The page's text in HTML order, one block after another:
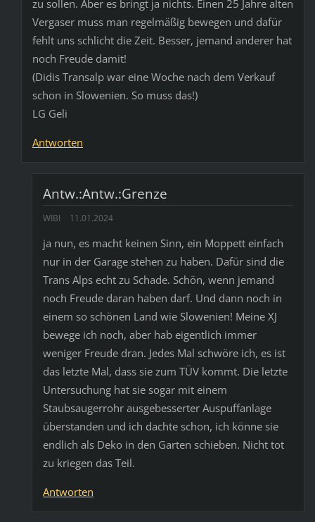
zu sollen. Aber es bringt ja nichts. Einen 25 Jahre alten
Vergaser muss man regelmäßig bewegen und dafür
fehlt uns schlicht die Zeit. Besser, jemand anderer hat
noch Freude damit!
(Didis Transalp war eine Woche nach dem Verkauf
schon in Slowenien. So muss das!)
LG Geli
Antworten
Antw.:Antw.:Grenze
WIBI 11.01.2024
ja nun, es macht keinen Sinn, ein Moppett einfach
nur in der Garage stehen zu haben. Dafür sind die
Trans Alps echt zu Schade. Schön, wenn jemand
noch Freude daran haben darf. Und dann noch in
einem so schönen Land wie Slowenien! Meine XJ
bewege ich noch, aber hab eigentlich immer
weniger Freude dran. Jedes Mal schwöre ich, es ist
das letzte Mal, dass sie zum TÜV kommt. Die letzte
Untersuchung hat sie sogar mit einem
Staubsaugerrohr ausgebesserter Auspuffanlage
überstanden und ich dachte schon, ich könne sie
endlich als Deko in den Garten schieben. Nicht tot
zu kriegen das Teil.
Antworten